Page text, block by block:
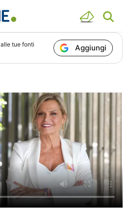
alle tue fonti
Aggiungi